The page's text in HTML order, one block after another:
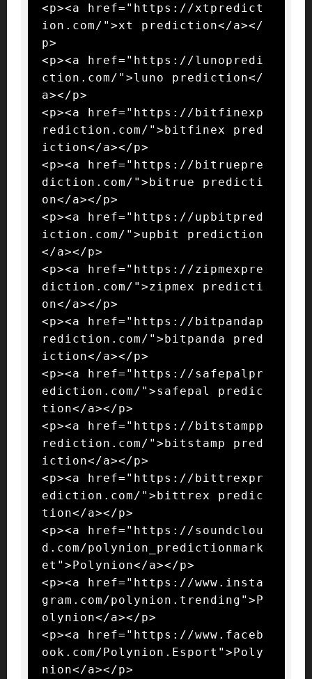
<p><a href="https://xtpredict
ion.com/">xt prediction</a></
p>
<p><a href="https://lunopredi
ction.com/">luno prediction</
a></p>
<p><a href="https://bitfinexp
rediction.com/">bitfinex pred
iction</a></p>
<p><a href="https://bitruepre
diction.com/">bitrue predicti
on</a></p>
<p><a href="https://upbitpred
iction.com/">upbit prediction
</a></p>
<p><a href="https://zipmexpre
diction.com/">zipmex predicti
on</a></p>
<p><a href="https://bitpandap
rediction.com/">bitpanda pred
iction</a></p>
<p><a href="https://safepalpr
ediction.com/">safepal predic
tion</a></p>
<p><a href="https://bitstampp
rediction.com/">bitstamp pred
iction</a></p>
<p><a href="https://bittrexpr
ediction.com/">bittrex predic
tion</a></p>
<p><a href="https://soundclou
d.com/polynion_predictionmark
et">Polynion</a></p>
<p><a href="https://www.insta
gram.com/polynion.trending">P
olynion</a></p>
<p><a href="https://www.faceb
ook.com/Polynion.Esport">Poly
nion</a></p>